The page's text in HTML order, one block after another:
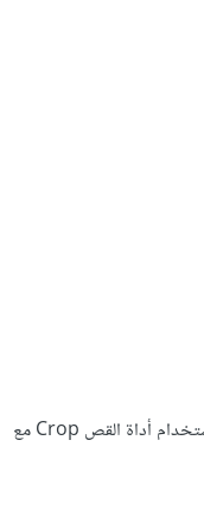
سنقوم بقص العمل كاملاً وتحديداً الجزء المربع الأوسط منه مع التركيز على التخلص من المنطقة السوداء في الأسفل وسنقوم بذلك عبر استخدام أداة القص Crop مع